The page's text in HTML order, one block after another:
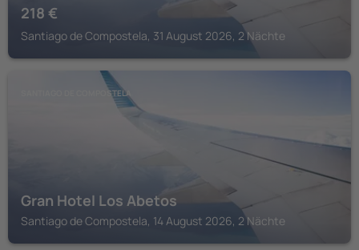
218 €
Santiago de Compostela, 31 August 2026, 2 Nächte
SANTIAGO DE COMPOSTELA
Gran Hotel Los Abetos
Santiago de Compostela, 14 August 2026, 2 Nächte